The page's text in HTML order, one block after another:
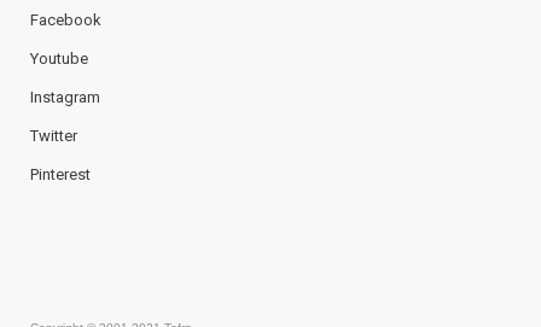
Facebook
Youtube
Instagram
Twitter
Pinterest